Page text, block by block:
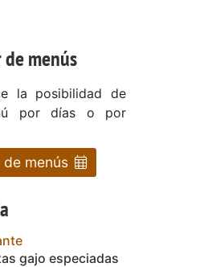
menús
la posibilidad de
por días o por
menús
gajo especiadas